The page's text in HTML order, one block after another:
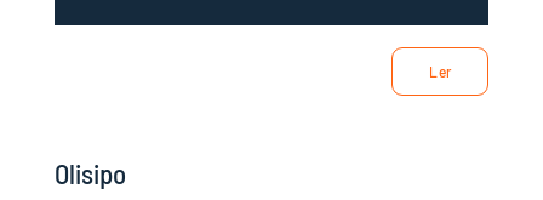
Ler
Olisipo